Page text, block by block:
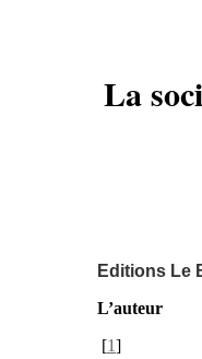
La
Editions Le
L’auteur
[1]